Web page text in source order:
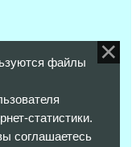
файлы
статистики.
соглашаетесь